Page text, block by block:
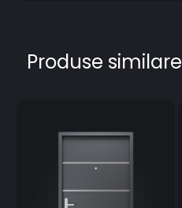
Produse similare